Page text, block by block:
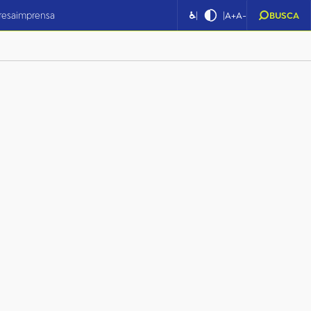
imprensa ♿| |A+A- BUSCA